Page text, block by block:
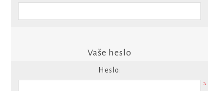
Vaše heslo
Heslo:
*